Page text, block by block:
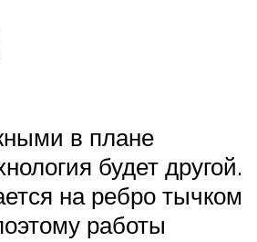
в плане
будет другой.
на ребро тычком
работы